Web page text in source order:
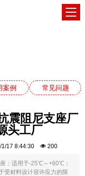
案例 常见问题
震阻尼支座厂
头工厂
17 8:44:30 200
：适用于-25℃～+60℃；
材料设计容许应力的限